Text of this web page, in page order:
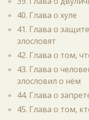
40. Глава о хуле
41. Глава о
злословят
42. Глава о том,
43. Глава о
злословил о нём
44. Глава о
45. Глава о том,